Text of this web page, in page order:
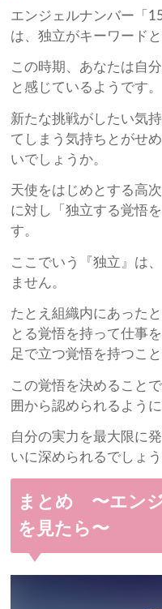
エンジェルナンバー「
は、独立がキーワード
この時期、あなたは自
と感じているようです。
新たな挑戦がしたい気
てしまう気持ちとがせ
いでしょうか。
天使をはじめとする高
に対し「独立する覚悟
す。
ここでいう『独立』は
ません。
たとえ組織内にあった
とる覚悟を持って仕事
足で立つ覚悟を持つこと
この覚悟を決めること
囲から認められるように
自分の実力を最大限に
いに深められるでしょう
まとめ 〜エンジェルナンバー「159」
を見たら〜